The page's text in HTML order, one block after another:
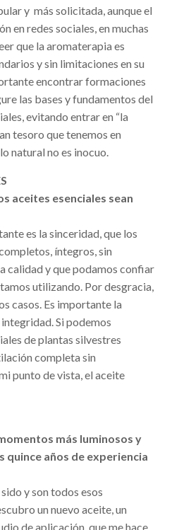
y más solicitada, aunque el
en redes sociales, en muchas
que la aromaterapia es
y sin limitaciones en su
encontrar formaciones
las bases y fundamentos del
evitando entrar en “la
tesoro que tenemos en
natural no es inocuo.
aceites esenciales sean
es la sinceridad, que los
íntegros, sin
calidad y que podamos confiar
utilizando. Por desgracia,
casos. Es importante la
Si podemos
de plantas silvestres
completa sin
punto de vista, el aceite
más luminosos y
quince años de experiencia
y son todos esos
un nuevo aceite, un
de aplicación, que me hace